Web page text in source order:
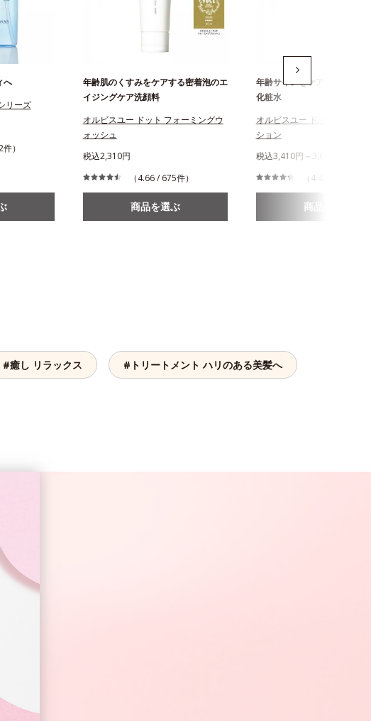
へ
リーズ
）
年齢肌のくすみをケアする密着泡のエ
イジングケア洗顔料
オルビスユー ドット フォーミングウ
ォッシュ
税込2,310円
（4.66 / 675件）
商品を選ぶ
年齢サインをケアする、うる
化粧水
オルビスユー ドット エッセ
ション
税込3,410円～3,630円
（4.43 / 719件）
商品を選ぶ
#癒し リラックス #トリートメント ハリのある美髪へ